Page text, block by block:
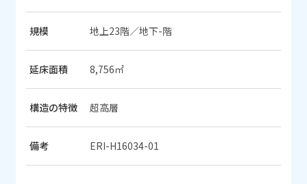
規模 地上23階／地下-階
延床面積 8,756㎡
構造の特徴 超高層
備考 ERI-H16034-01